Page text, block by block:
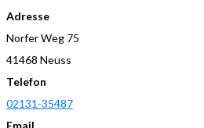
Adresse
Norfer Weg 75
41468 Neuss
Telefon
02131-35487
Email